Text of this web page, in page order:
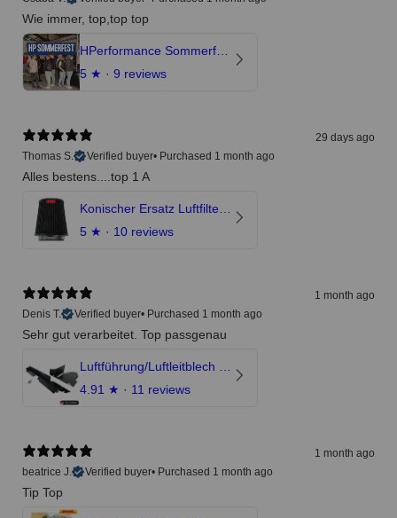
Wie immer, top,top top
5 ★ · 9 reviews
29 days ago
Thomas S.
Verified buyer• Purchased 1 month ago
Alles bestens....top 1 A
5 ★ · 10 reviews
1 month ago
Denis T.
Verified buyer• Purchased 1 month ago
Sehr gut verarbeitet. Top passgenau
4.91 ★ · 11 reviews
1 month ago
beatrice J.
Verified buyer• Purchased 1 month ago
Tip Top